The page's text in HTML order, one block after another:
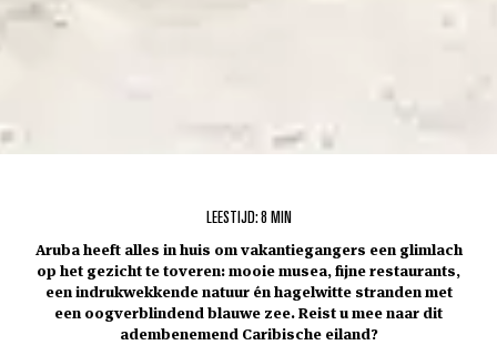
LEESTIJD: 8 MIN
Aruba heeft alles in huis om vakantiegangers een glimlach
op het gezicht te toveren: mooie musea, fijne restaurants,
een indrukwekkende natuur én hagelwitte stranden met
een oogverblindend blauwe zee. Reist u mee naar dit
adembenemend Caribische eiland?